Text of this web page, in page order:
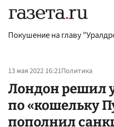
Покушение на главу
13 мая 2022 16:21Политика
Лондон решил
по «кошельку
пополнил